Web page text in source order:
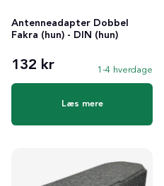
Antenneadapter Dobbel
Fakra (hun) - DIN (hun)
132 kr 1-4 hverdage
Læs mere